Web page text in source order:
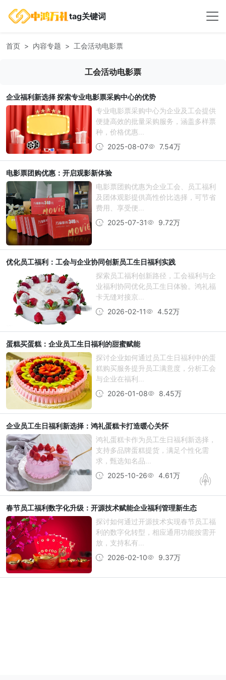
tag关键词
首页 内容专题 工会活动电影票
工会活动电影票
企业福利新选择 探索专业电影票采购中心的优势
专业电影票采购中心为企业及工会提供
便捷高效的批量采购服务，涵盖多样票
种，价格优惠...
2025-08-07
7.54万
电影票团购优惠：开启观影新体验
电影票团购优惠为企业工会、员工福利
及团体观影提供高性价比选择，可节省
费用、享受便...
2025-07-31
9.72万
优化员工福利：工会与企业协同创新员工生日福利实践
探索员工福利创新路径，工会福利与企
业福利协同优化员工生日体验。鸿礼福
卡无缝对接京...
2026-02-11
4.52万
蛋糕买蛋糕：企业员工生日福利的甜蜜赋能
探讨企业如何通过员工生日福利中的蛋
糕购买服务提升员工满意度，分析工会
与企业在福利...
2026-01-08
8.45万
企业员工生日福利新选择：鸿礼蛋糕卡打造暖心关怀
鸿礼蛋糕卡作为员工生日福利新选择，
支持多品牌蛋糕提货，满足个性化需
求，甄选知名品...
2025-10-26
4.61万
春节员工福利数字化升级：开源技术赋能企业福利管理新生态
探讨如何通过开源技术实现春节员工福
利的数字化转型，相应通用功能按需开
放，支持私有...
2026-02-10
9.37万